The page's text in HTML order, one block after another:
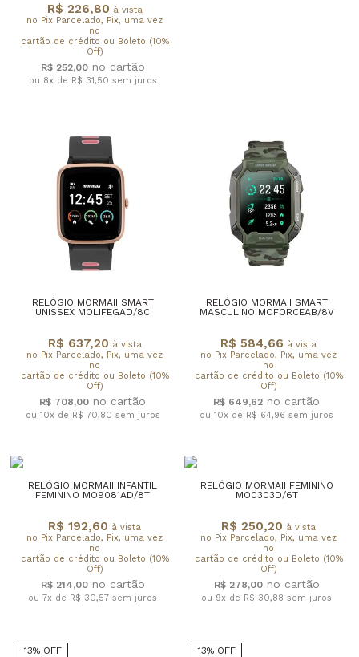
R$ 226,80 à vista
no Pix Parcelado, Pix, uma vez
no
cartão de crédito ou Boleto (10%
Off)
R$ 252,00
ou 8x de R$ 31,50 sem juros
RELÓGIO MORMAII SMART
UNISSEX MOLIFEGAD/8C
R$ 637,20 à vista
no Pix Parcelado, Pix, uma vez
no
cartão de crédito ou Boleto (10%
Off)
R$ 708,00
ou 10x de R$ 70,80 sem juros
RELÓGIO MORMAII SMART
MASCULINO MOFORCEAB/8V
R$ 584,66 à vista
no Pix Parcelado, Pix, uma vez
no
cartão de crédito ou Boleto (10%
Off)
R$ 649,62
ou 10x de R$ 64,96 sem juros
RELÓGIO MORMAII INFANTIL
FEMININO MO9081AD/8T
R$ 192,60 à vista
no Pix Parcelado, Pix, uma vez
no
cartão de crédito ou Boleto (10%
Off)
R$ 214,00
ou 7x de R$ 30,57 sem juros
RELÓGIO MORMAII FEMININO
MO0303D/6T
R$ 250,20 à vista
no Pix Parcelado, Pix, uma vez
no
cartão de crédito ou Boleto (10%
Off)
R$ 278,00
ou 9x de R$ 30,88 sem juros
13% OFF 13% OFF